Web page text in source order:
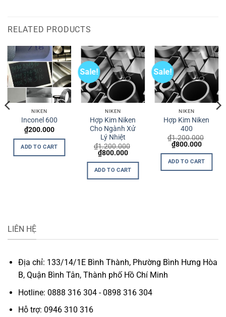
RELATED PRODUCTS
NIKEN
Inconel 600
₫200.000
ADD TO CART
Sale!
NIKEN
Hợp Kim Niken
Cho Ngành Xử
Lý Nhiệt
₫1.200.000
Original
price
was:
₫1.200.000.
₫800.000Current
is:
₫800.000.
ADD TO CART
Sale!
NIKEN
Hợp Kim Niken
400
₫1.200.000
Original
price
was:
₫1.200.000.
₫800.000Current
is:
ADD TO CART
LIÊN HỆ
Địa chỉ: 133/14/1E Bình Thành, Phường Bình Hưng Hòa
B, Quận Bình Tân, Thành phố Hồ Chí Minh
Hotline: 0888 316 304 - 0898 316 304
Hỗ trợ: 0946 310 316